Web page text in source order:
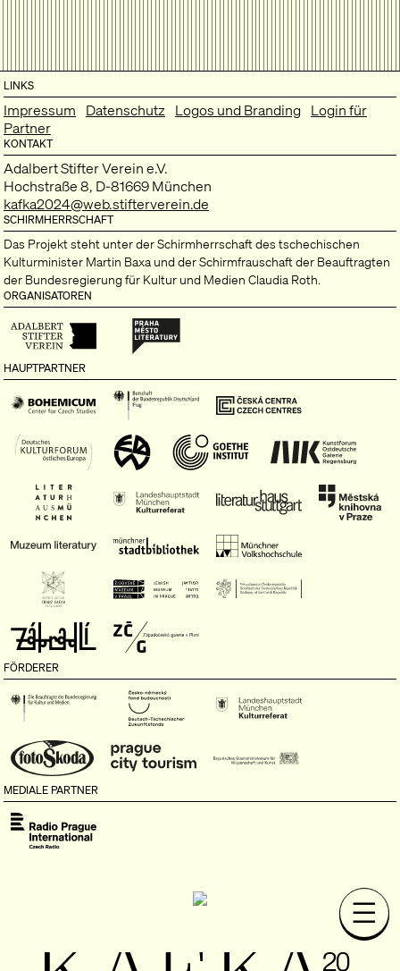
LINKS
Impressum Datenschutz Logos und Branding Login für
Partner
KONTAKT
Adalbert Stifter Verein e.V.
Hochstraße 8, D-81669 München
kafka2024@web.stifterverein.de
SCHIRMHERRSCHAFT
Das Projekt steht unter der Schirmherrschaft des tschechischen
Kulturminister Martin Baxa und der Schirmfrauschaft der Beauftragten
der Bundesregierung für Kultur und Medien Claudia Roth.
ORGANISATOREN
HAUPTPARTNER
FÖRDERER
MEDIALE PARTNER